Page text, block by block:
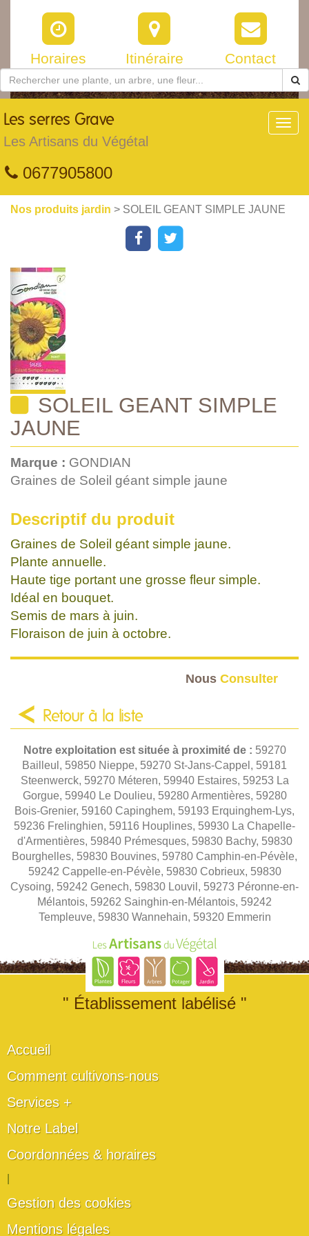
Horaires Itinéraire Contact
Les serres Grave
Les Artisans du Végétal
0677905800
Nos produits jardin > SOLEIL GEANT SIMPLE JAUNE
SOLEIL GEANT SIMPLE
JAUNE
Marque : GONDIAN
Graines de Soleil géant simple jaune
Descriptif du produit
Graines de Soleil géant simple jaune.
Plante annuelle.
Haute tige portant une grosse fleur simple.
Idéal en bouquet.
Semis de mars à juin.
Floraison de juin à octobre.
Nous Consulter
Retour à la liste
Notre exploitation est située à proximité de : 59270
Bailleul, 59850 Nieppe, 59270 St-Jans-Cappel, 59181
Steenwerck, 59270 Méteren, 59940 Estaires, 59253 La
Gorgue, 59940 Le Doulieu, 59280 Armentières, 59280
Bois-Grenier, 59160 Capinghem, 59193 Erquinghem-Lys,
59236 Frelinghien, 59116 Houplines, 59930 La Chapelle-
d'Armentières, 59840 Prémesques, 59830 Bachy, 59830
Bourghelles, 59830 Bouvines, 59780 Camphin-en-Pévèle,
59242 Cappelle-en-Pévèle, 59830 Cobrieux, 59830
Cysoing, 59242 Genech, 59830 Louvil, 59273 Péronne-en-
Mélantois, 59262 Sainghin-en-Mélantois, 59242
Templeuve, 59830 Wannehain, 59320 Emmerin
" Établissement labélisé "
Accueil
Comment cultivons-nous
Services +
Notre Label
Coordonnées & horaires
Gestion des cookies
Mentions légales